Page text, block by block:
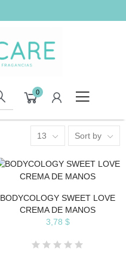
0
13 Sort by
BODYCOLOGY SWEET LOVE
CREMA DE MANOS
3,78 $